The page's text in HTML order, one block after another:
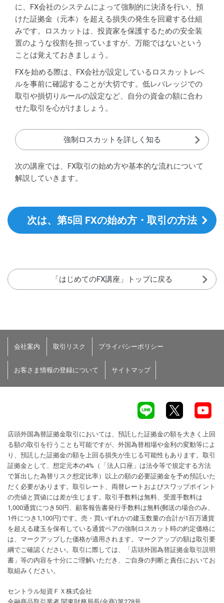
に、FX会社のシステムによって強制的に決済を行い、預
けた証拠金（元本）を超える損失の発生を回避する仕組
みです。ロスカットは、投資家を保護するための安全装
置のような役割を担っていますが、万能ではないという
ことは覚えておきましょう。
FXを始める際は、FX会社が設定しているロスカットレベ
ルを事前に確認することが大切です。低レバレッジでの
取引や損切りルールの設定など、自分の資金の額に合わ
せた取引を心がけましょう。
強制ロスカットを詳しく知る
次の講座では、FX取引の始め方や基本的な流れについて
解説していきます。
次は、第5回 FXの始め方・取引の方法
「はじめてのFX講座」トップに戻る
会社案内 取引リスク プライバシーポリシー
お客さま情報の登録について サイトマップ
店頭外国為替証拠金取引においては、預託した証拠金の額を大きく上回
る額の取引を行うことも可能ですが、外国為替相場や金利の変動等によ
り、預託した証拠金の額を上回る損失が生じる可能性もあります。取引
証拠金として、想定元本の4%（「法人口座」は法令等で規定する方法
で算出した為替リスク想定比率）以上の額の必要証拠金を予め預託いた
だく必要があります。取引レート、両替レートおよびスワップポイント
の売値と買値には差が生じます。取引手数料は無料、受渡手数料は
1,000通貨につき50円、顧客報告書発行手数料は無料(郵送の場合のみ、
1件につき1,100円)です。売・買いずれかの建玉数量の合計が1百万通貨
を超える建玉を保有している通貨ペアの強制ロスカット時の約定価格に
は、マークアップした価格が適用されます。マークアップの額は取引要
綱でご確認ください。取引に際しては、「店頭外国為替証拠金取引説明
書」等の内容を十分にご理解いただき、ご自身の判断と責任においてお
取組みください。
セントラル短資ＦＸ株式会社